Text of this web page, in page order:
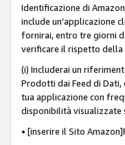
Identificazione di
include un'applicazione
fornirai, entro tre giorni
verificare il rispetto della
(i) Includerai un
Prodotti dai Feed di Dati,
tua applicazione con
disponibilità visualizzate
• [inserire il Sito